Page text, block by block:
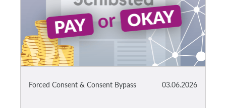
03.06.2026
Forced Consent & Consent Bypass